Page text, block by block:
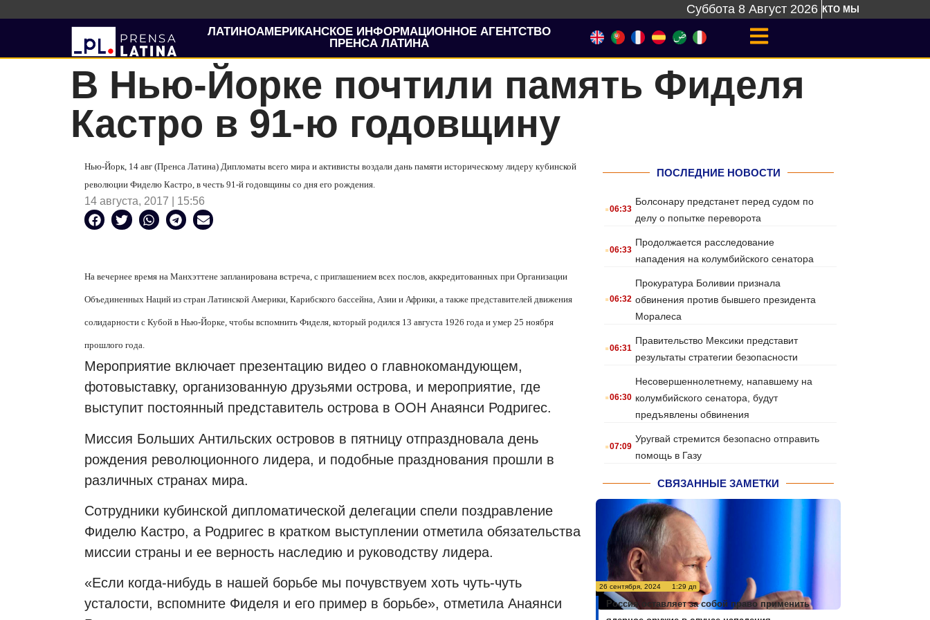
Суббота 8 Август 2026 КТО МЫ
ЛАТИНОАМЕРИКАНСКОЕ ИНФОРМАЦИОННОЕ АГЕНТСТВО
ПРЕНСА ЛАТИНА
В Нью-Йорке почтили память Фиделя
Кастро в 91-ю годовщину
Нью-Йорк, 14 авг (Пренса Латина) Дипломаты всего мира и активисты воздали дань памяти историческому лидеру кубинской
революции Фиделю Кастро, в честь 91-й годовщины со дня его рождения.
14 августа, 2017 | 15:56
На вечернее время на Манхэттене запланирована встреча, с приглашением всех послов, аккредитованных при Организации
Объединенных Наций из стран Латинской Америки, Карибского бассейна, Азии и Африки, а также представителей движения
солидарности с Кубой в Нью-Йорке, чтобы вспомнить Фиделя, который родился 13 августа 1926 года и умер 25 ноября
прошлого года.
Мероприятие включает презентацию видео о главнокомандующем,
фотовыставку, организованную друзьями острова, и мероприятие, где
выступит постоянный представитель острова в ООН Анаянси Родригес.
Миссия Больших Антильских островов в пятницу отпраздновала день
рождения революционного лидера, и подобные празднования прошли в
различных странах мира.
Сотрудники кубинской дипломатической делегации спели поздравление
Фиделю Кастро, а Родригес в кратком выступлении отметила обязательства
миссии страны и ее верность наследию и руководству лидера.
«Если когда-нибудь в нашей борьбе мы почувствуем хоть чуть-чуть
усталости, вспомните Фиделя и его пример в борьбе», отметила Анаянси
ПОСЛЕДНИЕ НОВОСТИ
.06:33
Болсонару предстанет перед судом по
делу о попытке переворота
.06:33
Продолжается расследование
нападения на колумбийского сенатора
.06:32
Прокуратура Боливии признала
обвинения против бывшего президента
Моралеса
.06:31
Правительство Мексики представит
результаты стратегии безопасности
.06:30
Несовершеннолетнему, напавшему на
колумбийского сенатора, будут
предъявлены обвинения
.07:09
Уругвай стремится безопасно отправить
помощь в Газу
СВЯЗАННЫЕ ЗАМЕТКИ
26 сентября, 2024 1:29 дп
Россия оставляет за собой право применить